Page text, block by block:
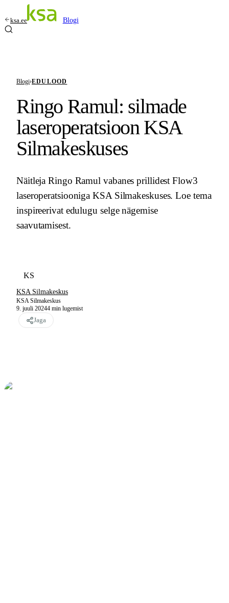
ksa.ee Blogi
Blogi›EDULOOD
Ringo Ramul: silmade
laseroperatsioon KSA
Silmakeskuses
Näitleja Ringo Ramul vabanes prillidest Flow3
laseroperatsiooniga KSA Silmakeskuses. Loe tema
inspireerivat edulugu selge nägemise
saavutamisest.
KS
KSA Silmakeskus
KSA Silmakeskus
9. juuli 20244 min lugemist
Jaga